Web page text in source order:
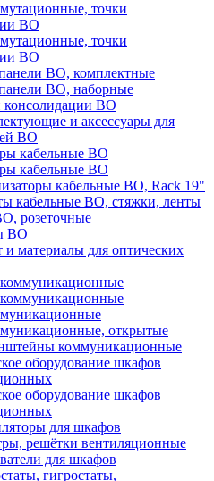
точки
ВО
точки
ВО
ВО, комплектные
ВО, наборные
консолидации ВО
и аксессуары для
ВО
кабельные ВО
кабельные ВО
кабельные ВО, Rack 19"
кабельные ВО, стяжки, ленты
розеточные
ВО
и материалы для оптических
открытые
коммуникационные
оборудование шкафов
оборудование шкафов
для шкафов
решётки вентиляционные
для шкафов
гигростаты,